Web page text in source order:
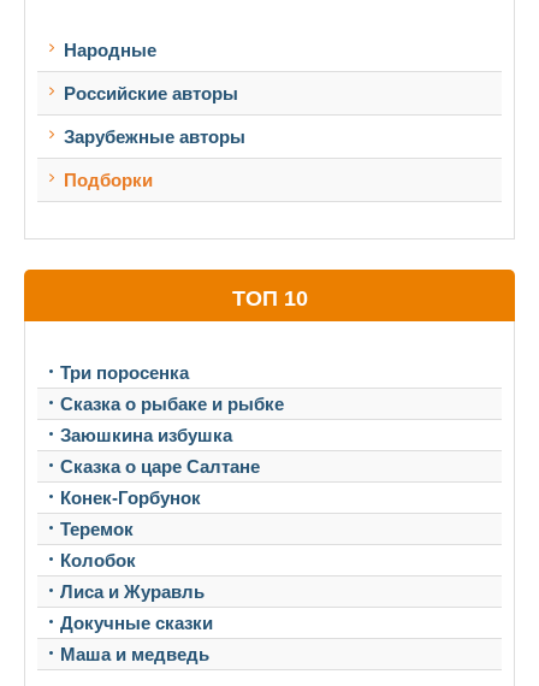
Народные
Российские авторы
Зарубежные авторы
Подборки
ТОП 10
Три поросенка
Сказка о рыбаке и рыбке
Заюшкина избушка
Сказка о царе Салтане
Конек-Горбунок
Теремок
Колобок
Лиса и Журавль
Докучные сказки
Маша и медведь